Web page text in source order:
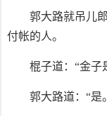
郭大路就吊儿
付帐的人。
棍子道：“金子
郭大路道：“是